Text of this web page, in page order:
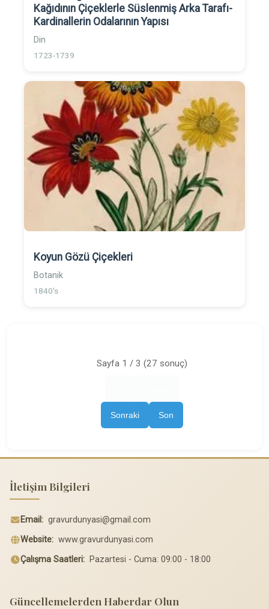
Kağıdının Çiçeklerle Süslenmiş Arka Tarafı-
Kardinallerin Odalarının Yapısı
Din
1723-1739
Koyun Gözü Çiçekleri
Botanik
1840's
Sayfa 1 / 3 (27 sonuç)
Sonraki Son
İletişim Bilgileri
Email: gravurdunyasi@gmail.com
Website: www.gravurdunyasi.com
Çalışma Saatleri: Pazartesi - Cuma: 09:00 - 18:00
Güncellemelerden Haberdar Olun